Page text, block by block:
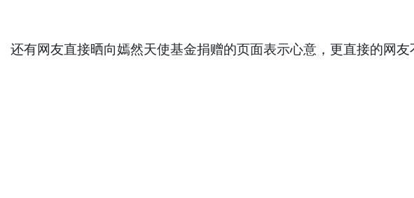
还有网友直接晒向嫣然天使基金捐赠的页面表示心意，更直接的网